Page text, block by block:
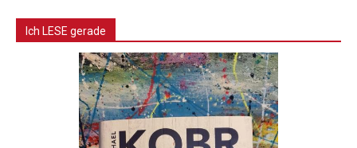
Ich LESE gerade